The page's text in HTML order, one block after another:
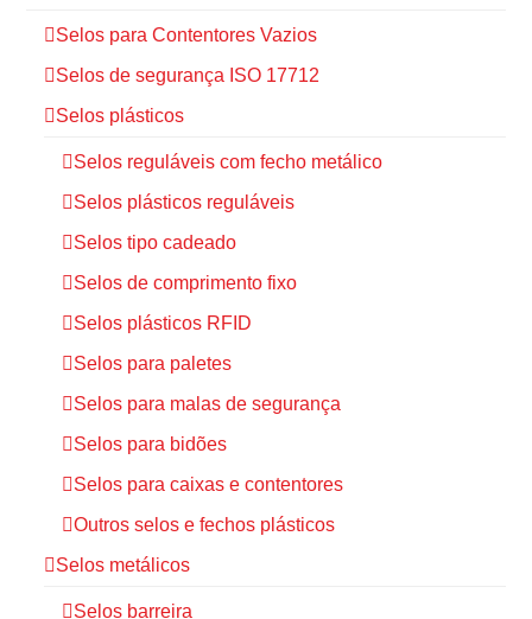
Selos para Contentores Vazios
Selos de segurança ISO 17712
Selos plásticos
Selos reguláveis com fecho metálico
Selos plásticos reguláveis
Selos tipo cadeado
Selos de comprimento fixo
Selos plásticos RFID
Selos para paletes
Selos para malas de segurança
Selos para bidões
Selos para caixas e contentores
Outros selos e fechos plásticos
Selos metálicos
Selos barreira